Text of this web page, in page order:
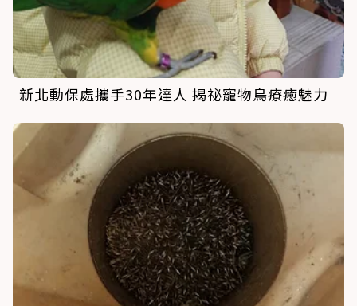
新北動保處攜手30年達人 揭祕寵物鳥療癒魅力